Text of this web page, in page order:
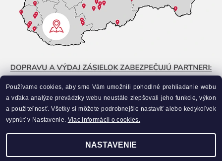
Používame cookies, aby sme Vám umožnili pohodlné prehliadanie webu
a vďaka analýze prevádzky webu neustále zlepšovali jeho funkcie, výkon
a použiteľnosť. Všetky si môžete podrobnejšie nastaviť alebo kedykoľvek
vypnúť v Nastavenie. Viac informácií o cookies.
NASTAVENIE